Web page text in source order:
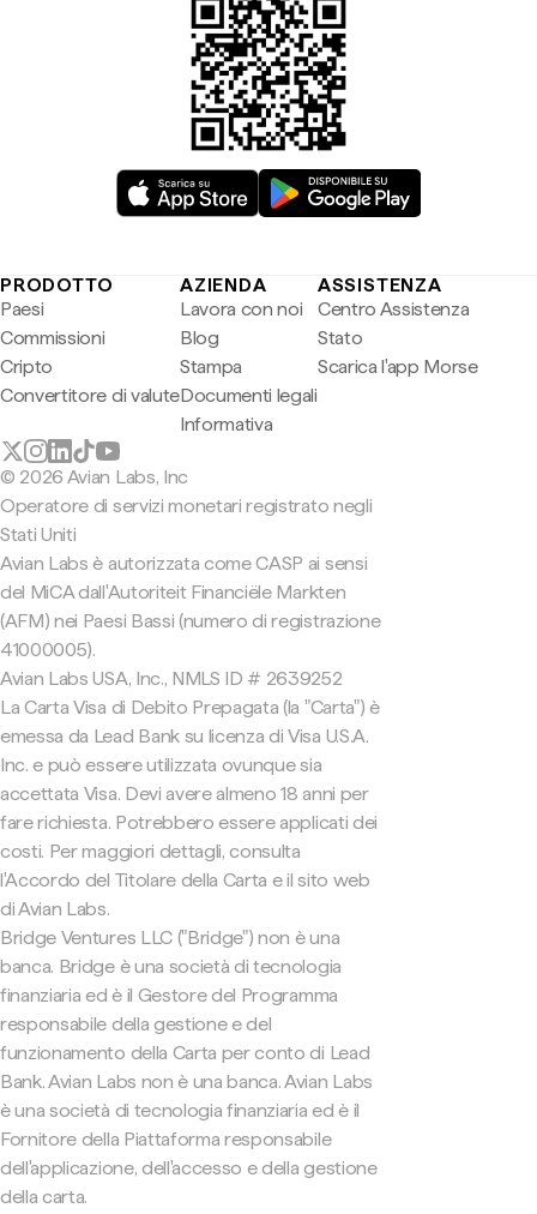
PRODOTTO
Paesi
Commissioni
Cripto
Convertitore di valute
AZIENDA
Lavora con noi
Blog
Stampa
Documenti legali
Informativa
ASSISTENZA
Centro Assistenza
Stato
Scarica l'app Morse
© 2026 Avian Labs, Inc
Operatore di servizi monetari registrato negli
Stati Uniti
Avian Labs è autorizzata come CASP ai sensi
del MiCA dall'Autoriteit Financiële Markten
(AFM) nei Paesi Bassi (numero di registrazione
41000005).
Avian Labs USA, Inc., NMLS ID # 2639252
La Carta Visa di Debito Prepagata (la "Carta") è
emessa da Lead Bank su licenza di Visa U.S.A.
Inc. e può essere utilizzata ovunque sia
accettata Visa. Devi avere almeno 18 anni per
fare richiesta. Potrebbero essere applicati dei
costi. Per maggiori dettagli, consulta
l'Accordo del Titolare della Carta e il sito web
di Avian Labs.
Bridge Ventures LLC ("Bridge") non è una
banca. Bridge è una società di tecnologia
finanziaria ed è il Gestore del Programma
responsabile della gestione e del
funzionamento della Carta per conto di Lead
Bank. Avian Labs non è una banca. Avian Labs
è una società di tecnologia finanziaria ed è il
Fornitore della Piattaforma responsabile
dell'applicazione, dell'accesso e della gestione
della carta.